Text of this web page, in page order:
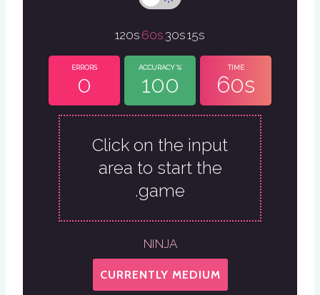
15s
30s
60s
120s
TIME
60s
% ACCURACY
100
ERRORS
0
Click on the input
area to start the
game.
NINJA
CURRENTLY MEDIUM